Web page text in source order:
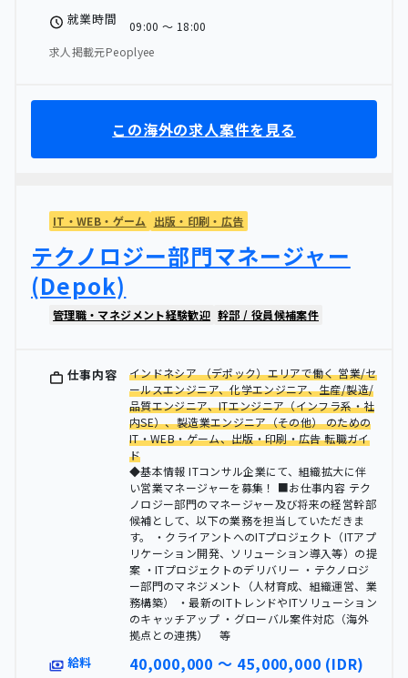
就業時間
09:00 〜 18:00
求人掲載元Peoplyee
この海外の求人案件を見る
IT・WEB・ゲーム 出版・印刷・広告
テクノロジー部門マネージャー
(Depok)
管理職・マネジメント経験歓迎 幹部 / 役員候補案件
仕事内容
インドネシア （デポック）エリアで働く 営業/セ
ールスエンジニア、化学エンジニア、生産/製造/
品質エンジニア、ITエンジニア（インフラ系・社
内SE）、製造業エンジニア（その他） のための
IT・WEB・ゲーム、出版・印刷・広告 転職ガイ
ド
◆基本情報 ITコンサル企業にて、組織拡大に伴
い営業マネージャーを募集！ ■お仕事内容 テク
ノロジー部門のマネージャー及び将来の経営幹部
候補として、以下の業務を担当していただきま
す。 ・クライアントへのITプロジェクト（ITアプ
リケーション開発、ソリューション導入等）の提
案 ・ITプロジェクトのデリバリー ・テクノロジ
ー部門のマネジメント（人材育成、組織運営、業
務構築） ・最新のITトレンドやITソリューション
のキャッチアップ ・グローバル案件対応（海外
拠点との連携） 等
給料 40,000,000 〜 45,000,000 (IDR)